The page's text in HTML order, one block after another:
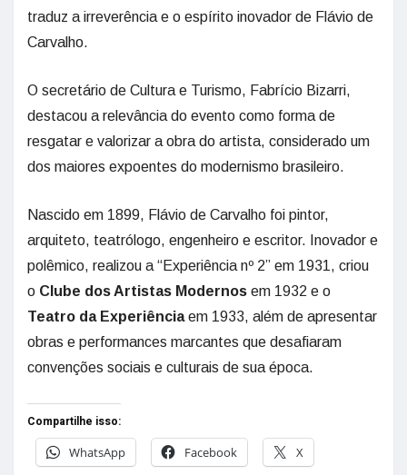
traduz a irreverência e o espírito inovador de Flávio de
Carvalho.
O secretário de Cultura e Turismo, Fabrício Bizarri,
destacou a relevância do evento como forma de
resgatar e valorizar a obra do artista, considerado um
dos maiores expoentes do modernismo brasileiro.
Nascido em 1899, Flávio de Carvalho foi pintor,
arquiteto, teatrólogo, engenheiro e escritor. Inovador e
polêmico, realizou a “Experiência nº 2” em 1931, criou
o Clube dos Artistas Modernos em 1932 e o
Teatro da Experiênciaem 1933, além de apresentar
obras e performances marcantes que desafiaram
convenções sociais e culturais de sua época.
Compartilhe isso:
WhatsApp
Facebook X